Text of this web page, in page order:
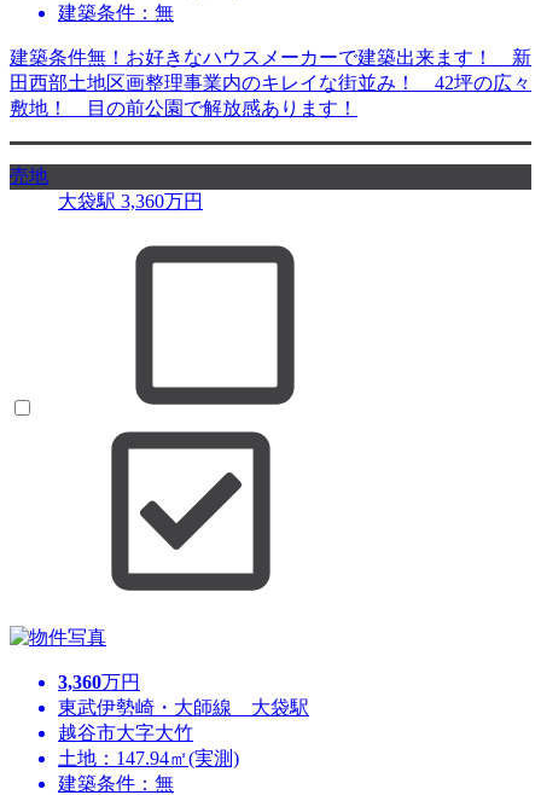
建築条件：無
建築条件無！お好きなハウスメーカーで建築出来ます！ 新
田西部土地区画整理事業内のキレイな街並み！ 42坪の広々
敷地！ 目の前公園で解放感あります！
売地
大袋駅 3,360万円
3,360万円
東武伊勢崎・大師線 大袋駅
越谷市大字大竹
土地：147.94㎡(実測)
建築条件：無